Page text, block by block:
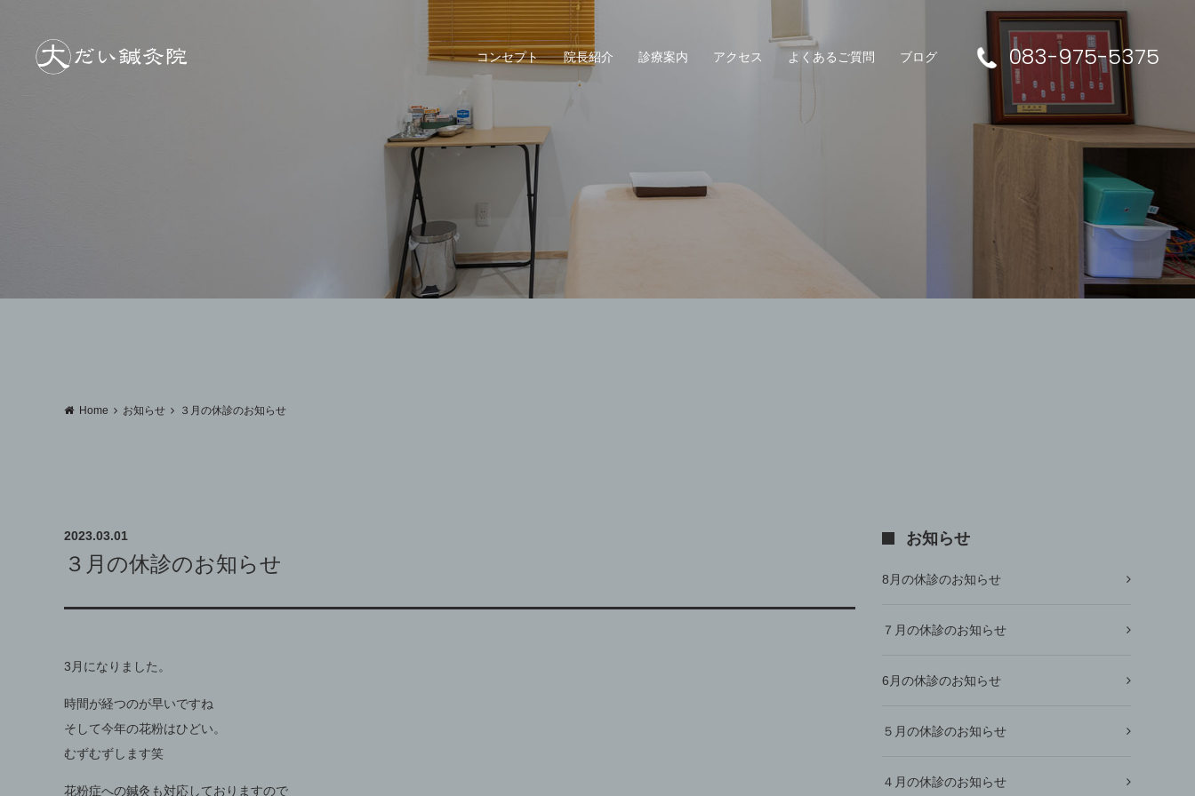
083-975-5375
コンセプト 院長紹介 診療案内 アクセス よくあるご質問 ブログ
Home お知らせ ３月の休診のお知らせ
2023.03.01
３月の休診のお知らせ
3月になりました。
時間が経つのが早いですね
そして今年の花粉はひどい。
むずむずします笑
花粉症への鍼灸も対応しておりますので
お知らせ
8月の休診のお知らせ
７月の休診のお知らせ
6月の休診のお知らせ
５月の休診のお知らせ
４月の休診のお知らせ